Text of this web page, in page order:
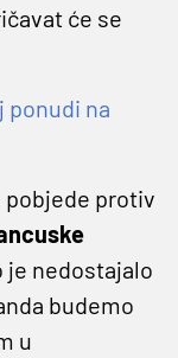
će se
ponudi na
pobjede protiv
je nedostajalo
budemo
u